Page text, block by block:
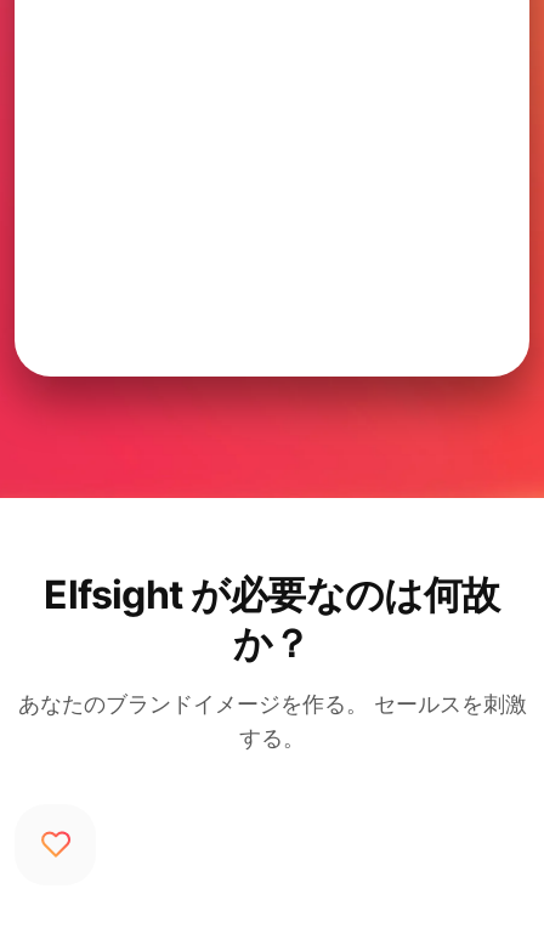
Elfsight が必要なのは何故
か？
あなたのブランドイメージを作る。 セールスを刺激
する。